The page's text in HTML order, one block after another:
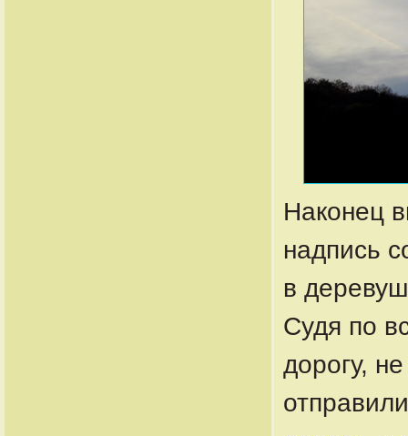
Наконец
надпись
в
Судя по
дорогу,